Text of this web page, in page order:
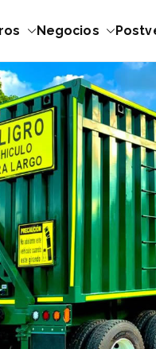
Negocios